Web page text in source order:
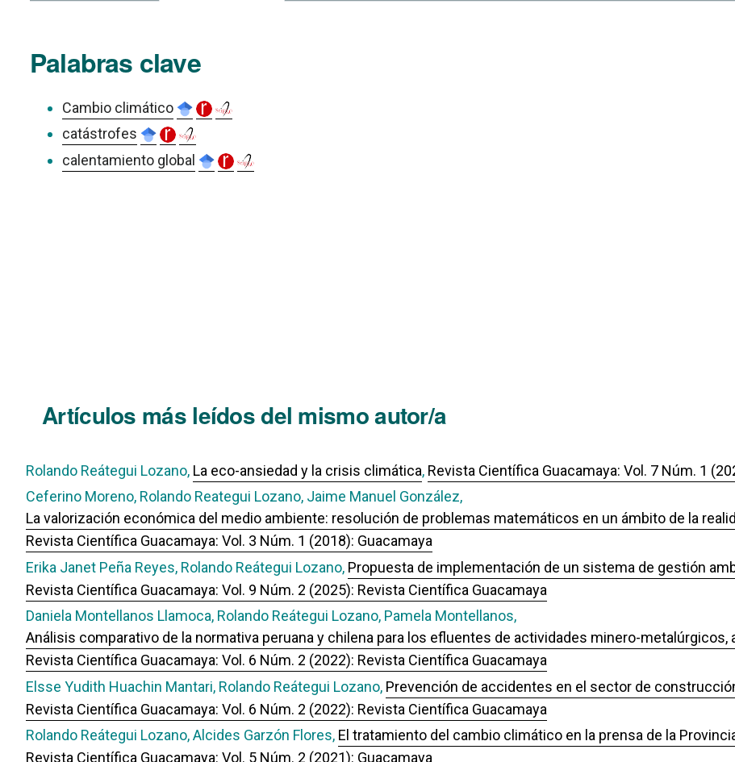
Palabras clave
Cambio climático
catástrofes
calentamiento global
Artículos más leídos del mismo autor/a
Rolando Reátegui Lozano, La eco-ansiedad y la crisis climática, Revista Científica Guacamaya: Vol. 7 Núm. 1
Ceferino Moreno, Rolando Reategui Lozano, Jaime Manuel González,
La valorización económica del medio ambiente: resolución de problemas matemáticos en un ámbito de la
Revista Científica Guacamaya: Vol. 3 Núm. 1 (2018): Guacamaya
Erika Janet Peña Reyes, Rolando Reátegui Lozano, Propuesta de implementación de un sistema de gestión
Revista Científica Guacamaya: Vol. 9 Núm. 2 (2025): Revista Científica Guacamaya
Daniela Montellanos Llamoca, Rolando Reátegui Lozano, Pamela Montellanos,
Análisis comparativo de la normativa peruana y chilena para los efluentes de actividades minero-metalúrgicos,
Revista Científica Guacamaya: Vol. 6 Núm. 2 (2022): Revista Científica Guacamaya
Elsse Yudith Huachin Mantari, Rolando Reátegui Lozano, Prevención de accidentes en el sector de
Revista Científica Guacamaya: Vol. 6 Núm. 2 (2022): Revista Científica Guacamaya
Rolando Reátegui Lozano, Alcides Garzón Flores, El tratamiento del cambio climático en la prensa de la
Revista Científica Guacamaya: Vol. 5 Núm. 2 (2021): Guacamaya